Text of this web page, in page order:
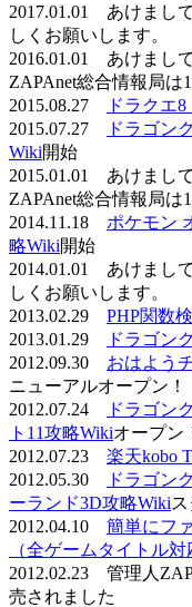
2017.01.01 あけまし
しくお願いします。
2016.01.01 あけまし
ZAPAnet総合情報局は
2015.08.27
ドラクエ
2015.07.27
ドラゴン
Wiki開始
2015.01.01 あけまし
ZAPAnet総合情報局は
2014.11.18 ポケモン
略Wiki開始
2014.01.01 あけまし
しくお願いします。
2013.02.29 PHP関数
2013.01.29
ドラゴン
2012.09.30 おはよう
ニューアルオープン！
2012.07.24
ドラゴン
ト11攻略Wikiオープン
2012.07.23 楽天kobo
2012.05.30
ドラゴン
ーランド3D攻略Wikiス
2012.04.10 簡単にフ
（全ゲームタイトル対
2012.02.23 管理人
売されました